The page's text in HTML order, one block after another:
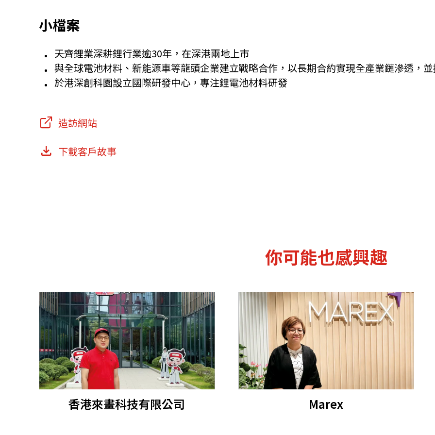
小檔案
天齊鋰業深耕鋰行業逾30年，在深港兩地上市
與全球電池材料、新能源車等龍頭企業建立戰略合作，以長期合約實現全產業鏈滲透，
於港深創科園設立國際研發中心，專注鋰電池材料研發
造訪網站
下載客戶故事
你可能也感興趣
香港來畫科技有限公司 Marex